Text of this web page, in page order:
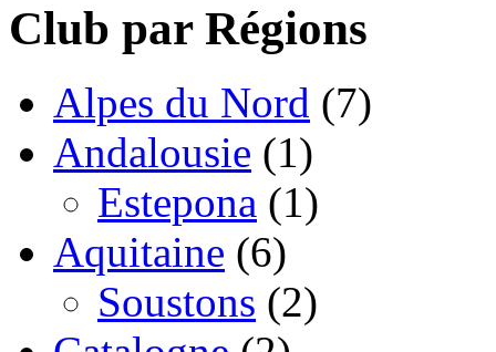
Club par Régions
Alpes du Nord (7)
Andalousie (1)
Estepona (1)
Aquitaine (6)
Soustons (2)